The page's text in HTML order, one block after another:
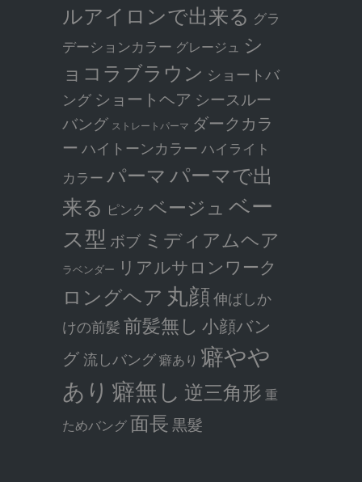
ルアイロンで出来る グラ
デーションカラー グレージュ シ
ョコラブラウン ショートバ
ング ショートヘア シースルー
バング ストレートパーマ ダークカラ
ー ハイトーンカラー ハイライト
カラー パーマ パーマで出
来る ピンク ベージュ ベー
ス型 ボブ ミディアムヘア
ラベンダー リアルサロンワーク
ロングヘア 丸顔伸ばしか
けの前髪前髪無し 小顔バン
グ流しバング癖あり 癖やや
あり 癖無し 逆三角形 重
ためバング 面長黒髮